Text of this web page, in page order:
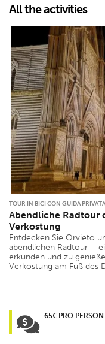
All the activities
TOUR IN BICI CON GUIDA PRIVATA
Abendliche Radtour
Verkostung
Entdecken Sie Orvieto
abendlichen Radtour –
erkunden und zu
Verkostung am Fuß des
65€ PRO PERSON